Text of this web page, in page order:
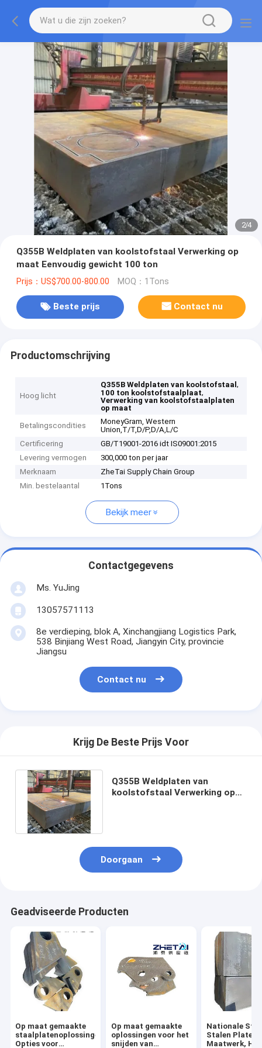
2/4
Q355B Weldplaten van koolstofstaal Verwerking op
maat Eenvoudig gewicht 100 ton
Prijs：US$700.00-800.00 MOQ：1Tons
Beste prijs Contact nu
Productomschrijving
Hoog licht
Q355B Weldplaten van koolstofstaal,
100 ton koolstofstaalplaat,
Verwerking van koolstofstaalplaten
op maat
Betalingscondities
MoneyGram, Western
Union,T/T,D/P,D/A,L/C
Certificering
GB/T19001-2016 idt IS09001:2015
Levering vermogen
300,000 ton per jaar
Merknaam
ZheTai Supply Chain Group
Min. bestelaantal
1Tons
Bekijk meer
Contactgegevens
Ms. YuJing
13057571113
8e verdieping, blok A, Xinchangjiang Logistics Park,
538 Binjiang West Road, Jiangyin City, provincie
Jiangsu
Contact nu
Krijg De Beste Prijs Voor
Q355B Weldplaten van
koolstofstaal Verwerking op
Doorgaan
Geadviseerde Producten
Op maat gemaakte
staalplatenoplossingen:
Opties voor
Op maat gemaakte
oplossingen voor het
snijden van
Nationale
Stalen Platen
Maatwerk,